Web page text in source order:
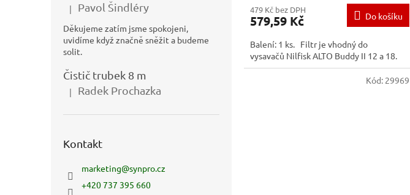
Hodnocení produktu je 5 z 5 hvězdiček.
| Pavol Šindléry
Děkujeme zatím jsme spokojeni,
uvidíme když značně sněžit a budeme
solit.
Čistič trubek 8 m
Hodnocení produktu je 5 z 5 hvězdiček.
| Radek Prochazka
Kontakt
marketing@synpro.cz
+420 737 395 660
479 Kč bez DPH
579,59 Kč Do košíku
Balení: 1 ks. Filtr je vhodný do
vysavačů Nilfisk ALTO Buddy II 12 a 18.
Kód: 29969